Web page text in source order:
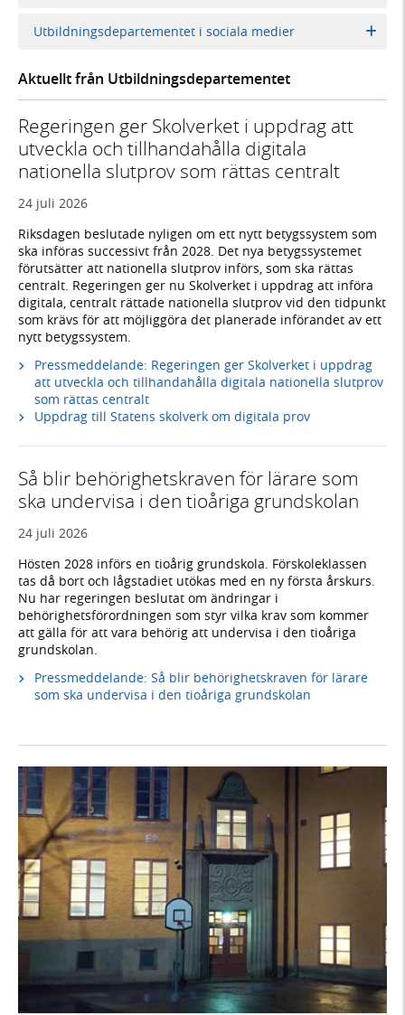
Utbildningsdepartementet i sociala medier
Aktuellt från Utbildningsdepartementet
Regeringen ger Skolverket i uppdrag att
utveckla och tillhandahålla digitala
nationella slutprov som rättas centralt
24 juli 2026
Riksdagen beslutade nyligen om ett nytt betygssystem som
ska införas successivt från 2028. Det nya betygssystemet
förutsätter att nationella slutprov införs, som ska rättas
centralt. Regeringen ger nu Skolverket i uppdrag att införa
digitala, centralt rättade nationella slutprov vid den tidpunkt
som krävs för att möjliggöra det planerade införandet av ett
nytt betygssystem.
Pressmeddelande: Regeringen ger Skolverket i uppdrag
att utveckla och tillhandahålla digitala nationella slutprov
som rättas centralt
Uppdrag till Statens skolverk om digitala prov
Så blir behörighetskraven för lärare som
ska undervisa i den tioåriga grundskolan
24 juli 2026
Hösten 2028 införs en tioårig grundskola. Förskoleklassen
tas då bort och lågstadiet utökas med en ny första årskurs.
Nu har regeringen beslutat om ändringar i
behörighetsförordningen som styr vilka krav som kommer
att gälla för att vara behörig att undervisa i den tioåriga
grundskolan.
Pressmeddelande: Så blir behörighetskraven för lärare
som ska undervisa i den tioåriga grundskolan